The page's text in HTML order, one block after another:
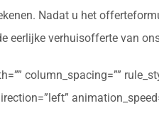
Nadat u het
eerlijke verhuisofferte van
column_spacing=””